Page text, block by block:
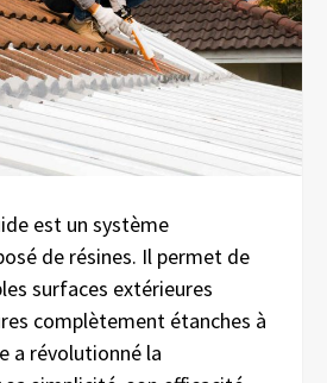
est un système
de résines. Il permet de
surfaces extérieures
complètement étanches à
a révolutionné la